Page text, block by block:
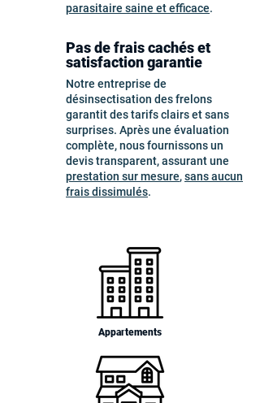
parasitaire saine et efficace.
Pas de frais cachés et
satisfaction garantie
Notre entreprise de
désinsectisation des frelons
garantit des tarifs clairs et sans
surprises. Après une évaluation
complète, nous fournissons un
devis transparent, assurant une
prestation sur mesure,sans aucun
frais dissimulés.
Appartements